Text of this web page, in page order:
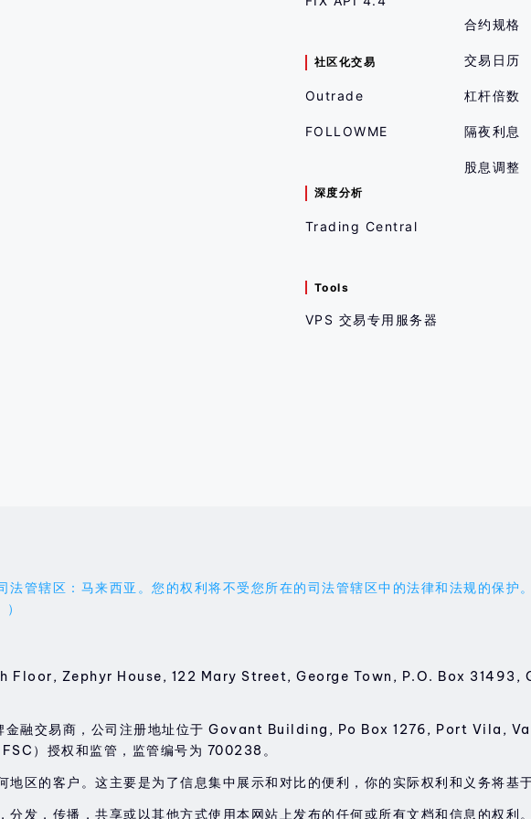
社区化交易
Outrade
FOLLOWME
深度分析
Trading Central
Tools
VPS 交易专用服务器
合约规格
交易日历
杠杆倍数
隔夜利息
股息调整
司法管辖区：马来西亚。您的权利将不受您所在的司法管辖区中的法律和法规的
Floor, Zephyr House, 122 Mary Street, George Town, P.O. Box 31493,
融交易商，公司注册地址位于 Govant Building, Po Box 1276, Port Vila,
）授权和监管，监管编号为 700238。
地区的客户。这主要是为了信息集中展示和对比的便利，你的实际权利和义务将基
分发，传播，共享或以其他方式使用本网站上发布的任何或所有文档和信息的权利